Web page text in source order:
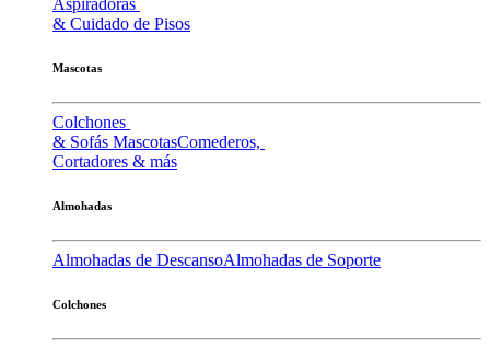
Aspiradoras
& Cuidado de Pisos
Mascotas
Colchones
& Sofás MascotasComederos,
Cortadores & más
Almohadas
Almohadas de DescansoAlmohadas de Soporte
Colchones